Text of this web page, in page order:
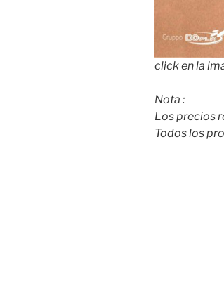
click en la
Nota :
Los precios
Todos los